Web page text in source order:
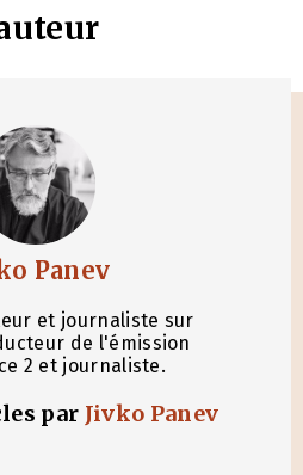
Panev
et journaliste sur
de l'émission
2 et journaliste.
par Jivko Panev